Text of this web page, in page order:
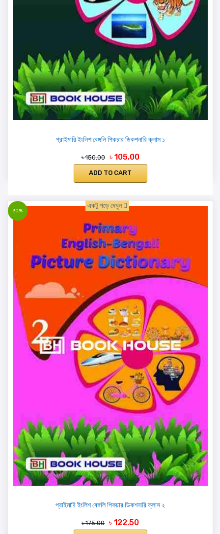
প্রাইমারি ইংলিশ বেঙ্গলি পিকচার ডিকশনারি ক্লাস ১
৳ 150.00 ৳ 105.00
ADD TO CART
30%
একটু পড়ে দেখুন
প্রাইমারি ইংলিশ বেঙ্গলি পিকচার ডিকশনারি ক্লাস ২
৳ 175.00 ৳ 122.50